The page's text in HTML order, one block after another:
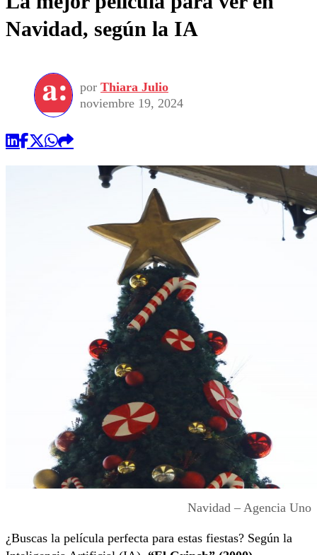
Navidad, según la IA
por Thiara Julio
noviembre 19, 2024
Navidad – Agencia Uno
¿Buscas la película perfecta para estas fiestas? Según la